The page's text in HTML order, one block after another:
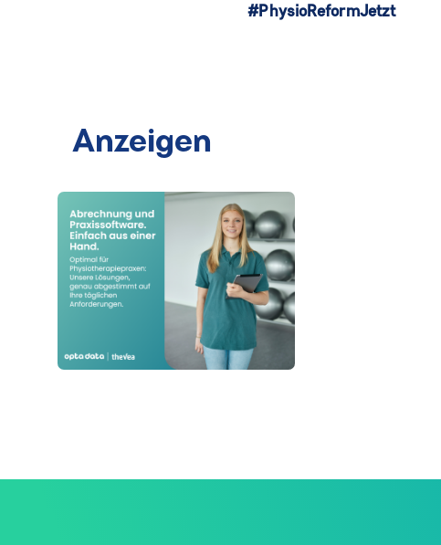
#PhysioReformJetzt
Anzeigen